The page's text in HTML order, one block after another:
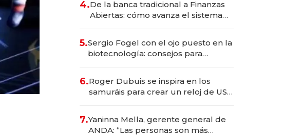
4.De la banca tradicional a Finanzas
Abiertas: cómo avanza el sistema
5.Sergio Fogel con el ojo puesto en la
biotecnología: consejos para
6.Roger Dubuis se inspira en los
samuráis para crear un reloj de US$
7.Yaninna Mella, gerente general de
ANDA: “Las personas son más